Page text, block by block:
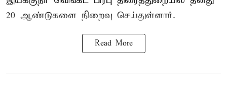
20 ஆண்டுகளை நிறைவு செய்துள்ளார்.
Read More